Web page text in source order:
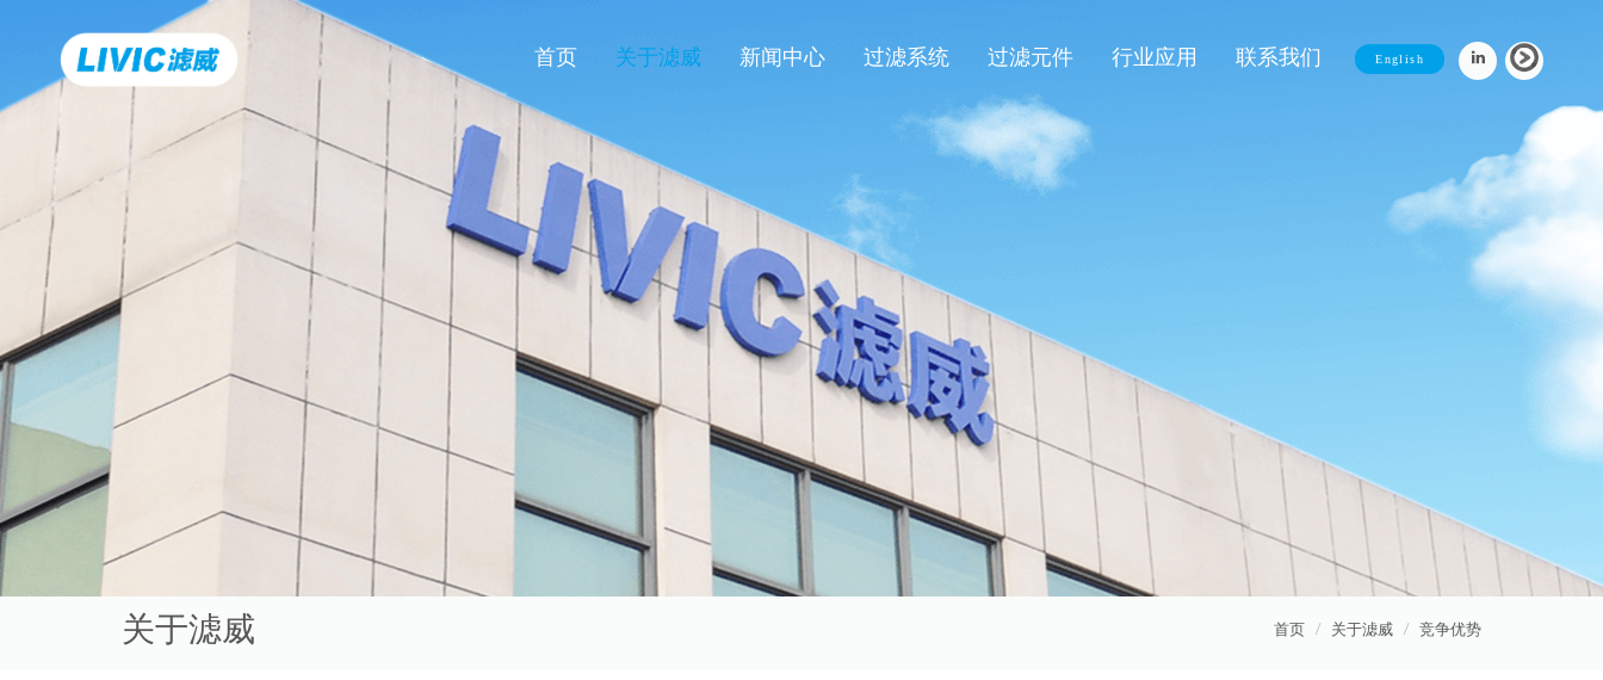
首页 关于滤威 新闻中心 过滤系统 过滤元件 行业应用 联系我们 English
关于滤威 首页 关于滤威 竞争优势